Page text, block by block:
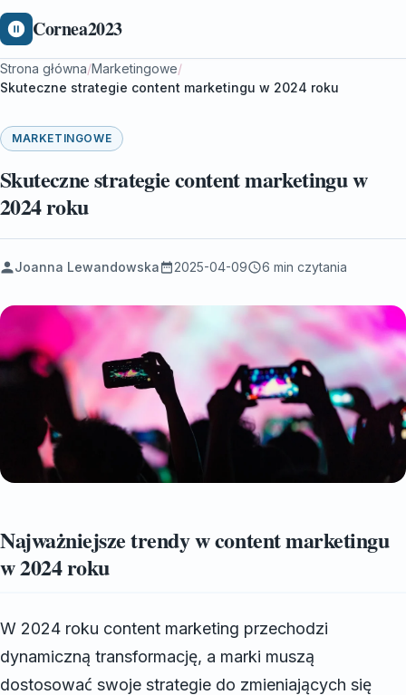
Cornea2023
Strona główna/Marketingowe/
Skuteczne strategie content marketingu w 2024 roku
MARKETINGOWE
Skuteczne strategie content marketingu w
2024 roku
Joanna Lewandowska 2025-04-09 6 min czytania
Najważniejsze trendy w content marketingu
w 2024 roku
W 2024 roku content marketing przechodzi
dynamiczną transformację, a marki muszą
dostosować swoje strategie do zmieniających się